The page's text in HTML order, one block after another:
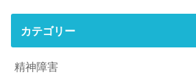
カテゴリー
精神障害